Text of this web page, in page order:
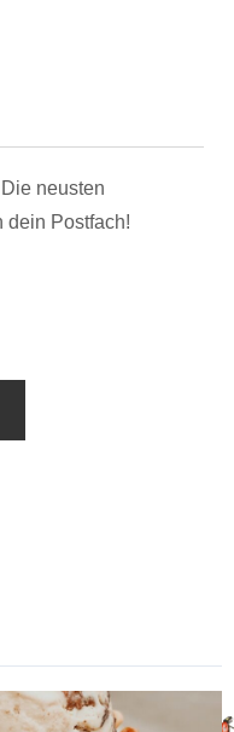
neusten
dein Postfach!